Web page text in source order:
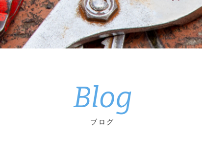
Blog
ブログ